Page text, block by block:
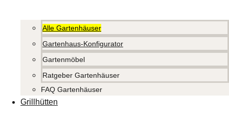
Alle Gartenhäuser
Gartenhaus-Konfigurator
Gartenmöbel
Ratgeber Gartenhäuser
FAQ Gartenhäuser
Grillhütten